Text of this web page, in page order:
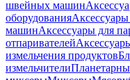
швейных машин
оборудования
машинАксессуары для
отпаривателей
измельчения продуктов
измельчители